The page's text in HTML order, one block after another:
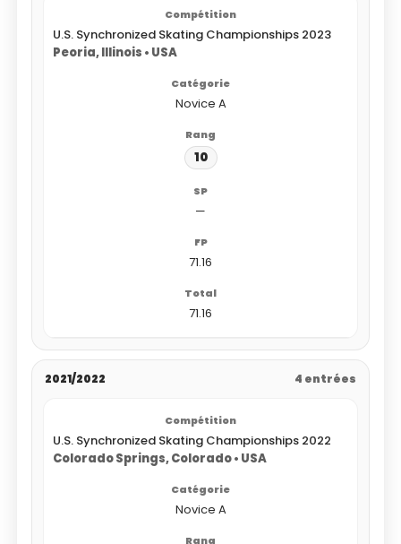
U.S. Synchronized Skating Championships 2023
Peoria, Illinois • USA
Novice A
10
—
71.16
71.16
2021/2022 4 entrées
U.S. Synchronized Skating Championships 2022
Colorado Springs, Colorado • USA
Novice A